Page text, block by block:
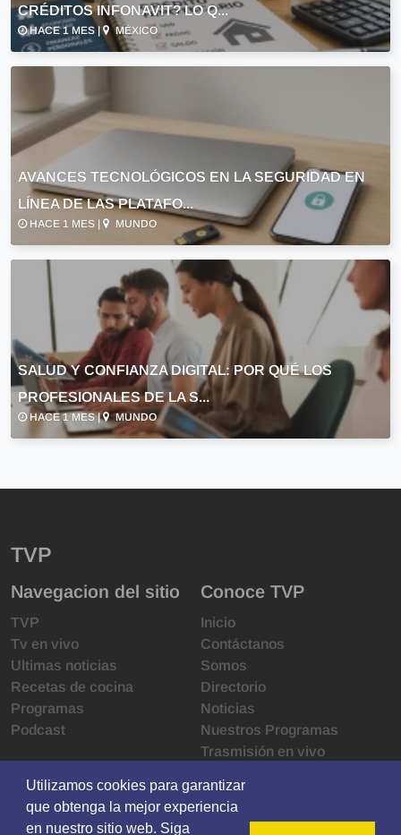
CRÉDITOS INFONAVIT? LO Q...
HACE 1 MES | MÉXICO
AVANCES TECNOLÓGICOS EN LA SEGURIDAD EN
LÍNEA DE LAS PLATAFO...
HACE 1 MES | MUNDO
SALUD Y CONFIANZA DIGITAL: POR QUÉ LOS
PROFESIONALES DE LA S...
HACE 1 MES | MUNDO
TVP
Navegacion del sitio
TVP
Tv en vivo
Ultimas noticias
Recetas de cocina
Programas
Podcast
Conoce TVP
Inicio
Contáctanos
Somos
Directorio
Noticias
Nuestros Programas
Trasmisión en vivo
Derechos de las audiencias
Código de ética
Utilizamos cookies para garantizar
que obtenga la mejor experiencia
en nuestro sitio web. Siga
Utilizamos cookies para garantizar
que obtenga la mejor experiencia
en nuestro sitio web. Siga